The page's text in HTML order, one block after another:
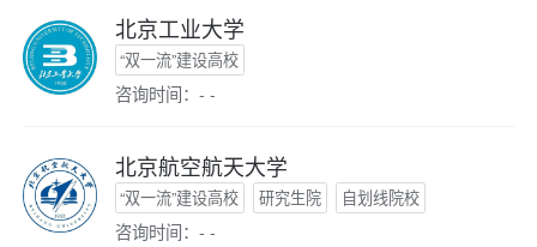
北京工业大学
“双一流”建设高校
咨询时间：- -
北京航空航天大学
“双一流”建设高校 研究生院 自划线院校
咨询时间：- -